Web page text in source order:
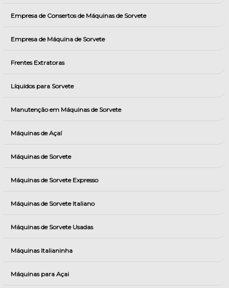
Empresa de Consertos de Máquinas de Sorvete
Empresa de Máquina de Sorvete
Frentes Extratoras
Líquidos para Sorvete
Manutenção em Máquinas de Sorvete
Máquinas de Açaí
Máquinas de Sorvete
Máquinas de Sorvete Expresso
Máquinas de Sorvete Italiano
Máquinas de Sorvete Usadas
Máquinas Italianinha
Máquinas para Açai